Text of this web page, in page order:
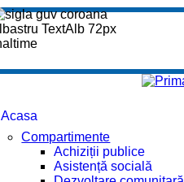
Acasa
Compartimente
Achiziții publice
Asistență socială